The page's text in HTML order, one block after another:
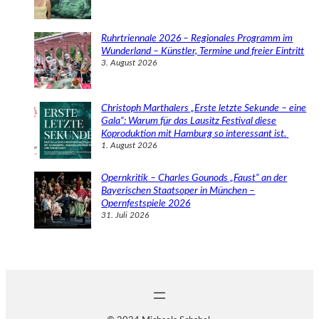
Ruhrtriennale 2026 – Regionales Programm im
Wunderland – Künstler, Termine und freier Eintritt
3. August 2026
Christoph Marthalers „Erste letzte Sekunde – eine
Gala“: Warum für das Lausitz Festival diese
Koproduktion mit Hamburg so interessant ist.
1. August 2026
Opernkritik – Charles Gounods „Faust“ an der
Bayerischen Staatsoper in München –
Opernfestspiele 2026
31. Juli 2026